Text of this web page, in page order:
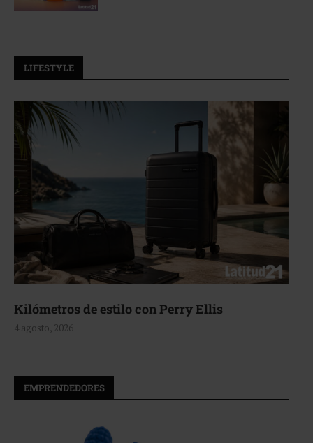
LIFESTYLE
Aerie, texturas que fluyen
4 agosto, 2026
EMPRENDEDORES